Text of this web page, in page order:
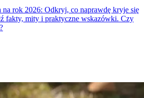
na rok 2026: Odkryj, co naprawdę kryje się
fakty, mity i praktyczne wskazówki. Czy